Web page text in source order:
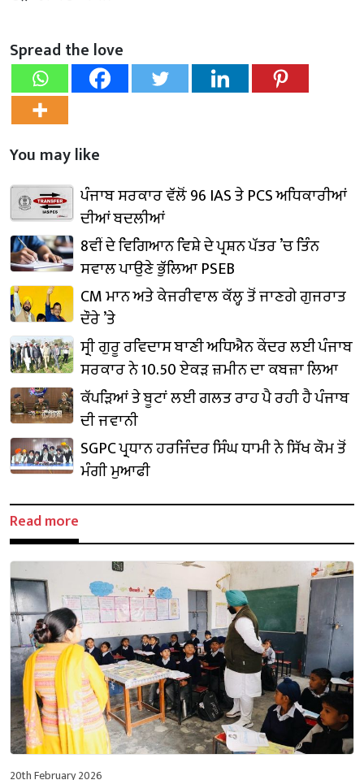
Spread the love
You may like
ਪੰਜਾਬ ਸਰਕਾਰ ਵੱਲੋਂ 96 IAS ਤੇ PCS ਅਧਿਕਾਰੀਆਂ
ਦੀਆਂ ਬਦਲੀਆਂ
8ਵੀਂ ਦੇ ਵਿਗਿਆਨ ਵਿਸ਼ੇ ਦੇ ਪ੍ਰਸ਼ਨ ਪੱਤਰ ’ਚ ਤਿੰਨ
ਸਵਾਲ ਪਾਉਣੇ ਭੁੱਲਿਆ PSEB
CM ਮਾਨ ਅਤੇ ਕੇਜਰੀਵਾਲ ਕੱਲ੍ਹ ਤੋਂ ਜਾਣਗੇ ਗੁਜਰਾਤ
ਦੌਰੇ ’ਤੇ
ਸ੍ਰੀ ਗੁਰੂ ਰਵਿਦਾਸ ਬਾਣੀ ਅਧਿਐਨ ਕੇਂਦਰ ਲਈ ਪੰਜਾਬ
ਸਰਕਾਰ ਨੇ 10.50 ਏਕੜ ਜ਼ਮੀਨ ਦਾ ਕਬਜ਼ਾ ਲਿਆ
ਕੱਪੜਿਆਂ ਤੇ ਬੂਟਾਂ ਲਈ ਗਲਤ ਰਾਹ ਪੈ ਰਹੀ ਹੈ ਪੰਜਾਬ
ਦੀ ਜਵਾਨੀ
SGPC ਪ੍ਰਧਾਨ ਹਰਜਿੰਦਰ ਸਿੰਘ ਧਾਮੀ ਨੇ ਸਿੱਖ ਕੌਮ ਤੋਂ
ਮੰਗੀ ਮੁਆਫੀ
Read more
20th February 2026